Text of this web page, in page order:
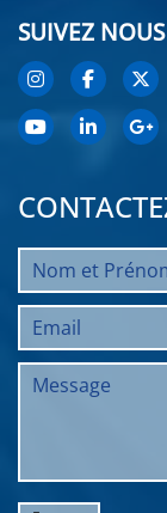
SUIVEZ NOUS